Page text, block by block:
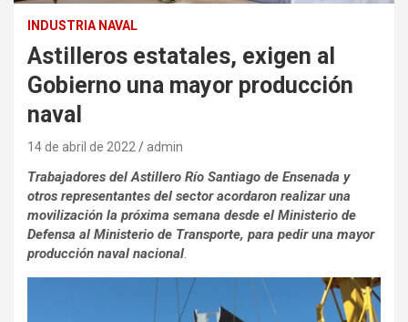
INDUSTRIA NAVAL
Astilleros estatales, exigen al
Gobierno una mayor producción
naval
14 de abril de 2022 admin
Trabajadores del Astillero Río Santiago de Ensenada y
otros representantes del sector acordaron realizar una
movilización la próxima semana desde el Ministerio de
Defensa al Ministerio de Transporte, para pedir una mayor
producción naval nacional.